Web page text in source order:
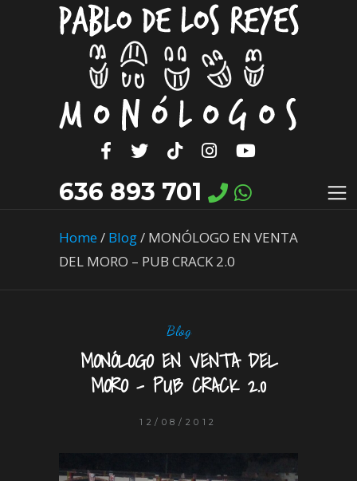
636 893 701
Home/ Blog/ MONÓLOGO EN VENTA
DEL MORO – PUB CRACK 2.0
Blog
MONÓLOGO EN VENTA DEL
MORO – PUB CRACK 2.0
12/08/2012